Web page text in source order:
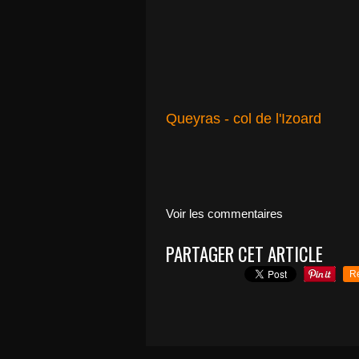
Queyras - col de l'Izoard
Voir les commentaires
PARTAGER CET ARTICLE